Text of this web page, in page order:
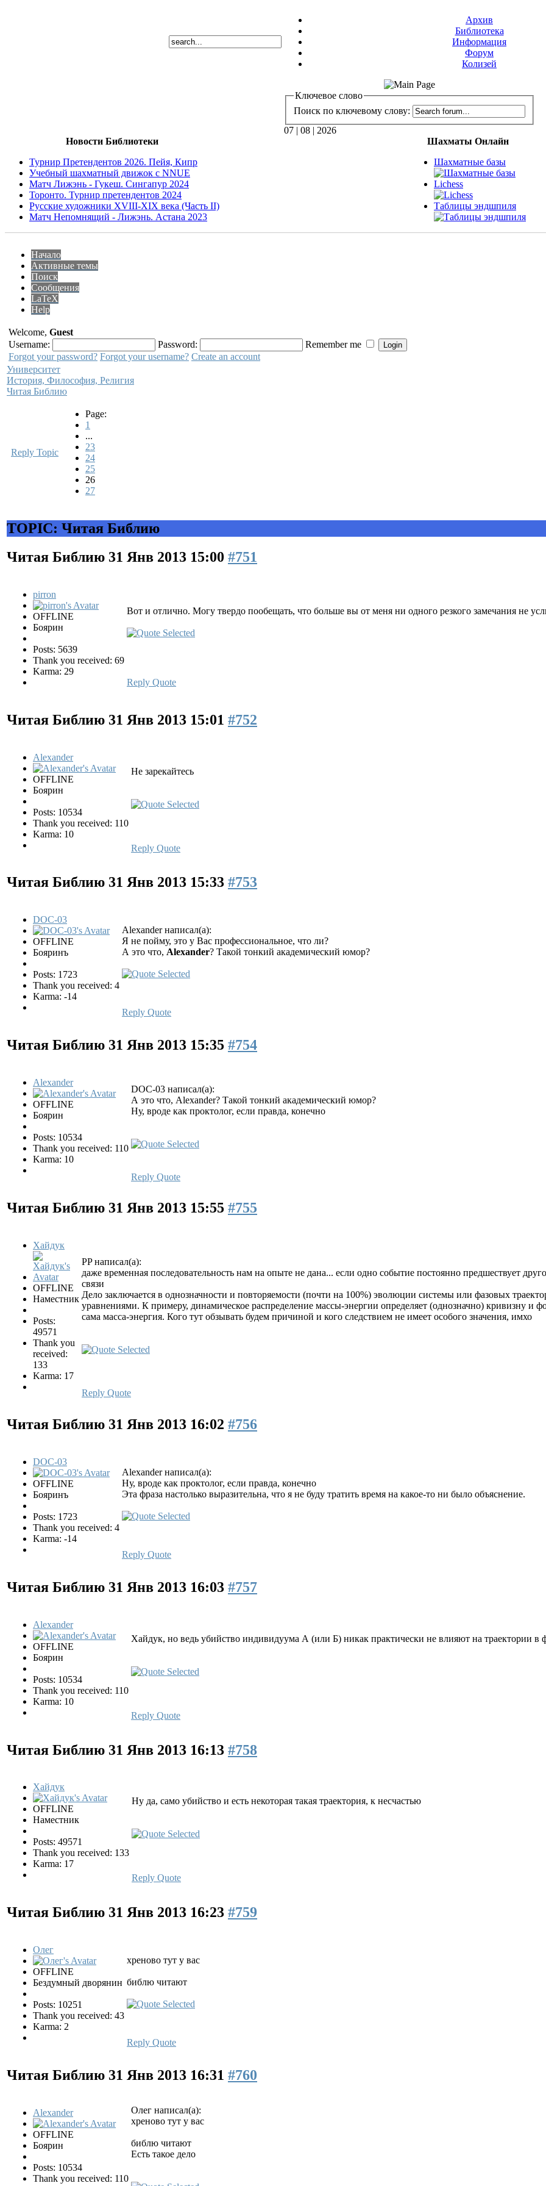
Архив
Библиотека
Информация
Форум
Колизей
Ключевое слово
Поиск по ключевому слову:
07 | 08 | 2026
Новости Библиотеки
Турнир Претендентов 2026. Пейя, Кипр
Учебный шахматный движок с NNUE
Матч Лижэнь - Гукеш. Сингапур 2024
Торонто. Турнир претендентов 2024
Русские художники XVIII-XIX века (Часть II)
Матч Непомнящий - Лижэнь. Астана 2023
Шахматы Онлайн
Шахматные базы
Lichess
Таблицы эндшпиля
Начало
Активные темы
Поиск
Сообщения
LaTeX
Help
Welcome, Guest
Username:
Password:
Remember me
Forgot your password? Forgot your username? Create an account
Университет
История, Философия, Религия
Читая Библию
Reply Topic
Page:
1
...
23
24
25
26
27
TOPIC: Читая Библию
Читая Библию 31 Янв 2013 15:00 #751
pirron
OFFLINE
Боярин
Posts: 5639
Thank you received: 69
Karma: 29
Вот и отлично. Могу твердо пообещать, что больше вы от меня ни одного резкого замечания не
Reply Quote
Читая Библию 31 Янв 2013 15:01 #752
Alexander
OFFLINE
Боярин
Posts: 10534
Thank you received: 110
Karma: 10
Не зарекайтесь
Reply Quote
Читая Библию 31 Янв 2013 15:33 #753
DOC-03
OFFLINE
Бояринъ
Posts: 1723
Thank you received: 4
Karma: -14
Alexander написал(а):
Я не пойму, это у Вас профессиональное, что ли?
А это что, Alexander? Такой тонкий академический юмор?
Reply Quote
Читая Библию 31 Янв 2013 15:35 #754
Alexander
OFFLINE
Боярин
Posts: 10534
Thank you received: 110
Karma: 10
DOC-03 написал(а):
А это что, Alexander? Такой тонкий академический юмор?
Ну, вроде как проктолог, если правда, конечно
Reply Quote
Читая Библию 31 Янв 2013 15:55 #755
Хайдук
OFFLINE
Наместник
Posts:
49571
Thank you
received:
133
Karma: 17
PP написал(а):
даже временная последовательность нам на опыте не дана... если одно событие постоянно предшествует
связи
Дело заключается в однозначности и повторяемости (почти на 100%) эволюции системы или фазовых
уравнениями. К примеру, динамическое распределение массы-энергии определяет (однозначно) кривизну и
сама масса-энергия. Кого тут обзывать будем причиной и кого следствием не имеет особого значения, имхо
Reply Quote
Читая Библию 31 Янв 2013 16:02 #756
DOC-03
OFFLINE
Бояринъ
Posts: 1723
Thank you received: 4
Karma: -14
Alexander написал(а):
Ну, вроде как проктолог, если правда, конечно
Эта фраза настолько выразительна, что я не буду тратить время на какое-то ни было объяснение.
Reply Quote
Читая Библию 31 Янв 2013 16:03 #757
Alexander
OFFLINE
Боярин
Posts: 10534
Thank you received: 110
Karma: 10
Хайдук, но ведь убийство индивидуума А (или Б) никак практически не влияют на траектории в
Reply Quote
Читая Библию 31 Янв 2013 16:13 #758
Хайдук
OFFLINE
Наместник
Posts: 49571
Thank you received: 133
Karma: 17
Ну да, само убийство и есть некоторая такая траектория, к несчастью
Reply Quote
Читая Библию 31 Янв 2013 16:23 #759
Олег
OFFLINE
Бездумный дворянин
Posts: 10251
Thank you received: 43
Karma: 2
хреново тут у вас
библю читают
Reply Quote
Читая Библию 31 Янв 2013 16:31 #760
Alexander
OFFLINE
Боярин
Posts: 10534
Thank you received: 110
Олег написал(а):
хреново тут у вас
библю читают
Есть такое дело